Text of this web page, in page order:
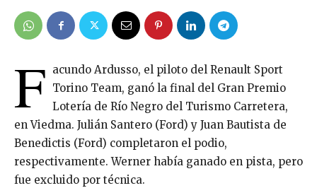
F acundo Ardusso, el piloto del Renault Sport
Torino Team, ganó la final del Gran Premio
Lotería de Río Negro del Turismo Carretera,
en Viedma. Julián Santero (Ford) y Juan Bautista de
Benedictis (Ford) completaron el podio,
respectivamente. Werner había ganado en pista, pero
fue excluido por técnica.